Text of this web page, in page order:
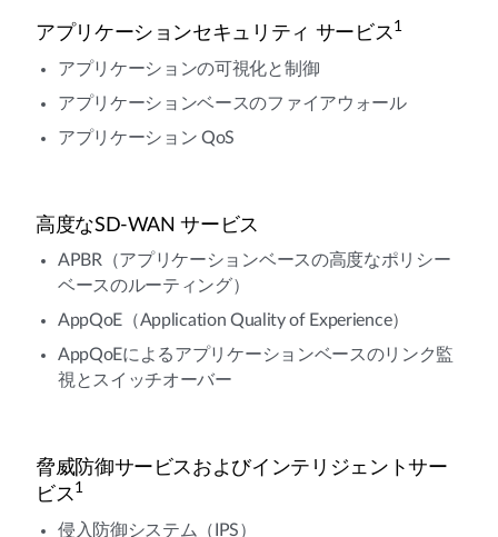
アプリケーションセキュリティ サービス1
アプリケーションの可視化と制御
アプリケーションベースのファイアウォール
アプリケーション QoS
高度なSD-WAN サービス
APBR（アプリケーションベースの高度なポリシー
ベースのルーティング）
AppQoE（Application Quality of Experience）
AppQoEによるアプリケーションベースのリンク監
視とスイッチオーバー
脅威防御サービスおよびインテリジェントサー
ビス1
侵入防御システム（IPS）